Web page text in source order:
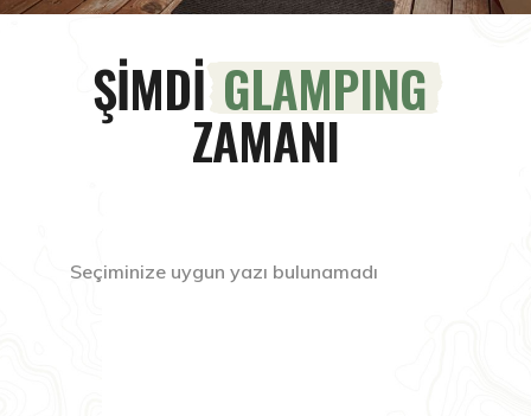
ŞİMDİGLAMPING
ZAMANI
Seçiminize uygun yazı bulunamadı